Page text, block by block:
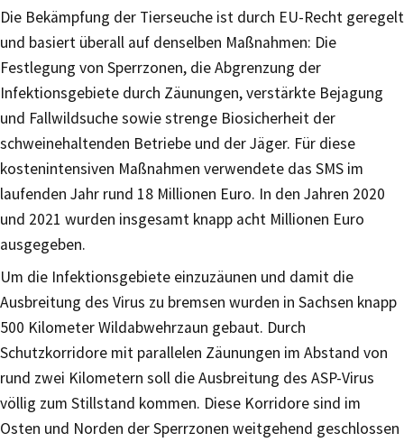
Die Bekämpfung der Tierseuche ist durch EU-Recht geregelt
und basiert überall auf denselben Maßnahmen: Die
Festlegung von Sperrzonen, die Abgrenzung der
Infektionsgebiete durch Zäunungen, verstärkte Bejagung
und Fallwildsuche sowie strenge Biosicherheit der
schweinehaltenden Betriebe und der Jäger. Für diese
kostenintensiven Maßnahmen verwendete das SMS im
laufenden Jahr rund 18 Millionen Euro. In den Jahren 2020
und 2021 wurden insgesamt knapp acht Millionen Euro
ausgegeben.
Um die Infektionsgebiete einzuzäunen und damit die
Ausbreitung des Virus zu bremsen wurden in Sachsen knapp
500 Kilometer Wildabwehrzaun gebaut. Durch
Schutzkorridore mit parallelen Zäunungen im Abstand von
rund zwei Kilometern soll die Ausbreitung des ASP-Virus
völlig zum Stillstand kommen. Diese Korridore sind im
Osten und Norden der Sperrzonen weitgehend geschlossen